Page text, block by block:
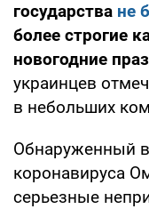
государства не
более строгие
новогодние
украинцев
в небольших
Обнаруженный
коронавируса
серьезные